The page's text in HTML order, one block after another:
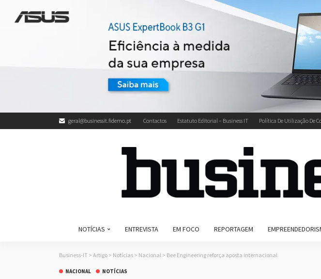
geral@businessit.fidemo.pt Contactos Estatuto Editorial – Business IT Política De Utilização De
NOTÍCIAS ENTREVISTA EM FOCO REPORTAGEM
Business-IT > Artigo > Notícias > Nacional > Bee Engineering reforça aposta internacional
NACIONAL NOTÍCIAS